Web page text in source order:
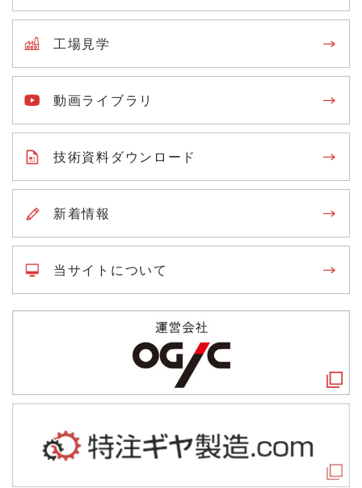
メニューを閉じる
工場見学
動画ライブラリ
技術資料ダウンロード
新着情報
当サイトについて